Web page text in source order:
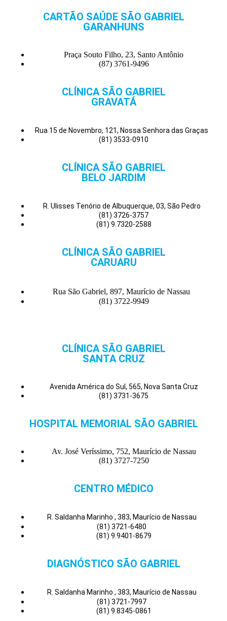
CARTÃO SAÚDE SÃO GABRIEL
GARANHUNS
Praça Souto Filho, 23, Santo Antônio
(87) 3761-9496
CLÍNICA SÃO GABRIEL
GRAVATÁ
Rua 15 de Novembro, 121, Nossa Senhora das Graças
(81) 3533-0910
CLÍNICA SÃO GABRIEL
BELO JARDIM
R. Ulisses Tenório de Albuquerque, 03, São Pedro
(81) 3726-3757
(81) 9.7320-2588
CLÍNICA SÃO GABRIEL
CARUARU
Rua São Gabriel, 897, Maurício de Nassau
(81) 3722-9949
CLÍNICA SÃO GABRIEL
SANTA CRUZ
Avenida América do Sul, 565, Nova Santa Cruz
(81) 3731-3675
HOSPITAL MEMORIAL SÃO GABRIEL
Av. José Veríssimo, 752, Maurício de Nassau
(81) 3727-7250
CENTRO MÉDICO
R. Saldanha Marinho , 383, Maurício de Nassau
(81) 3721-6480
(81) 9.9401-8679
DIAGNÓSTICO SÃO GABRIEL
R. Saldanha Marinho , 383, Maurício de Nassau
(81) 3721-7997
(81) 9.8345-0861